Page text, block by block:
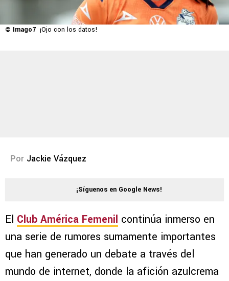
© Imago7 ¡Ojo con los datos!
Por Jackie Vázquez
¡Síguenos en Google News!
El Club América Femenil continúa inmerso en
una serie de rumores sumamente importantes
que han generado un debate a través del
mundo de internet, donde la afición azulcrema